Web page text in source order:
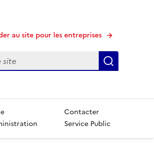
au site pour les entreprises
Contacter
Service Public